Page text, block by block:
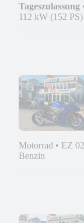
Tageszulassung
112 kW (152 PS)
Motorrad • EZ
Benzin